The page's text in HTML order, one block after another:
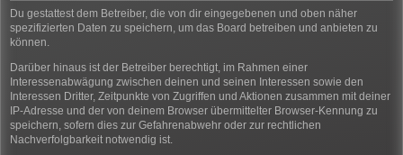
Du gestattest dem Betreiber, die von dir eingegebenen und oben näher
spezifizierten Daten zu speichern, um das Board betreiben und anbieten zu
können.
Darüber hinaus ist der Betreiber berechtigt, im Rahmen einer
Interessenabwägung zwischen deinen und seinen Interessen sowie den
Interessen Dritter, Zeitpunkte von Zugriffen und Aktionen zusammen mit deiner
IP-Adresse und der von deinem Browser übermittelter Browser-Kennung zu
speichern, sofern dies zur Gefahrenabwehr oder zur rechtlichen
Nachverfolgbarkeit notwendig ist.